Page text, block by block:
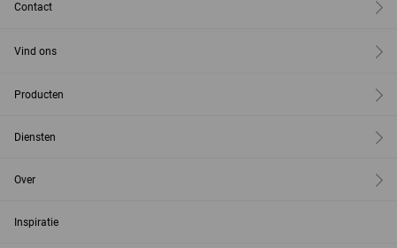
Contact
Vind ons
Producten
Diensten
Over
Inspiratie